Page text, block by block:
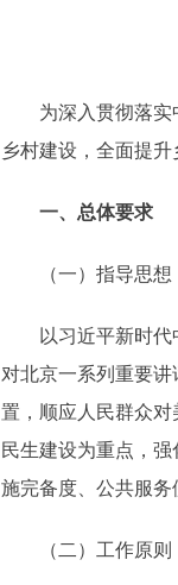
为深入贯彻落实中
乡村建设，全面提
一、总体要求
（一）指导思想
以习近平新时代中
对北京一系列重要
置，顺应人民群众
民生建设为重点，
施完备度、公共服务
（二）工作原则